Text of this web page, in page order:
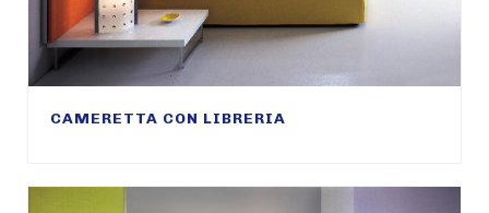
CAMERETTA CON LIBRERIA